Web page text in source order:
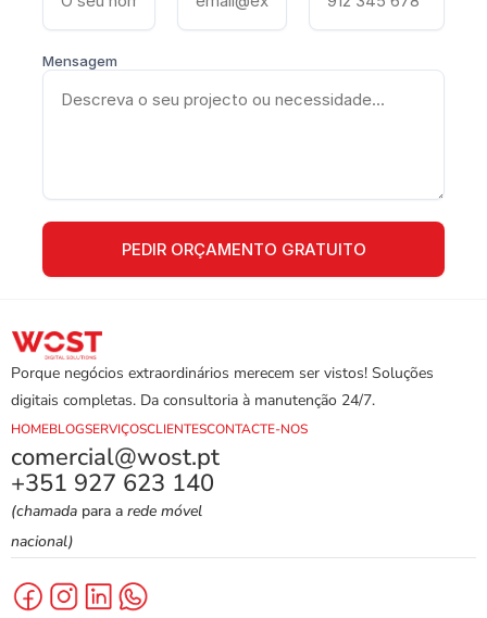
Mensagem
Porque negócios extraordinários merecem ser vistos! Soluções
digitais completas. Da consultoria à manutenção 24/7.
HOMEBLOGSERVIÇOSCLIENTESCONTACTE-NOS
comercial@wost.pt
+351 927 623 140
(chamada para a rede móvel
nacional)